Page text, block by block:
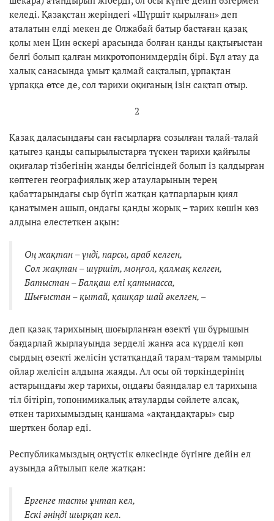
келеді. Қазақстан жеріндегі «Шүршіт қырылған» деп
аталатын елді мекен де Олжабай батыр бастаған қазақ
қолы мен Цин әскері арасында болған қанды қақтығыстан
белгі болып қалған микротопонимдердің бірі. Бұл атау да
халық санасында ұмыт қалмай сақталып, ұрпақтан
ұрпаққа өтсе де, сол тарихи оқиғаның ізін сақтап отыр.
2
Қазақ даласындағы сан ғасырларға созылған талай-талай
қатыгез қанды сапырылыстарға түскен тарихи қайғылы
оқиғалар тізбегінің жанды белгісіндей болып із қалдырған
көптеген географиялық жер атауларының терең
қабаттарындағы сыр бүгіп жатқан қатпарларын қиял
қанатымен ашып, ондағы қанды жорық – тарих көшін көз
алдына елестеткен ақын:
Оң жақтан – үнді, парсы, араб келген,
Сол жақтан – шүршіт, моңғол, қалмақ келген,
Батыстан – Балқаш елі қатынасса,
Шығыстан – қытай, қашқар шай әкелген, –
деп қазақ тарихының шоғырланған өзекті үш бұрышын
бағдарлай жырлауыңда зерделі жанға аса күрделі көп
сырдың өзекті желісін ұстатқандай тарам-тарам тамырлы
ойлар желісін алдына жаяды. Ал осы ой төркіндерінің
астарындағы жер тарихы, оңдағы баяндалар ел тарихына
тіл бітіріп, топонимикалық атауларды сөйлете алсақ,
өткен тарихымыздың қаншама «ақтаңдақтары» сыр
шерткен болар еді.
Республикамыздың оңтүстік өлкесінде бүгінге дейін ел
аузында айтылып келе жатқан:
Ергенге тасты ұнтап кел,
Ескі әніңді шырқап кел.